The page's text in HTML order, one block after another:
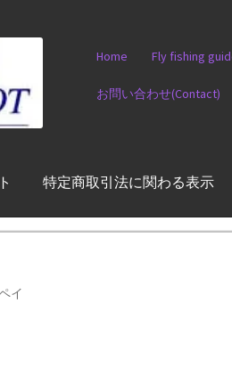
Home Fly fishing
お問い合わせ(Contact)
特定商取引法に関わる表示
イ